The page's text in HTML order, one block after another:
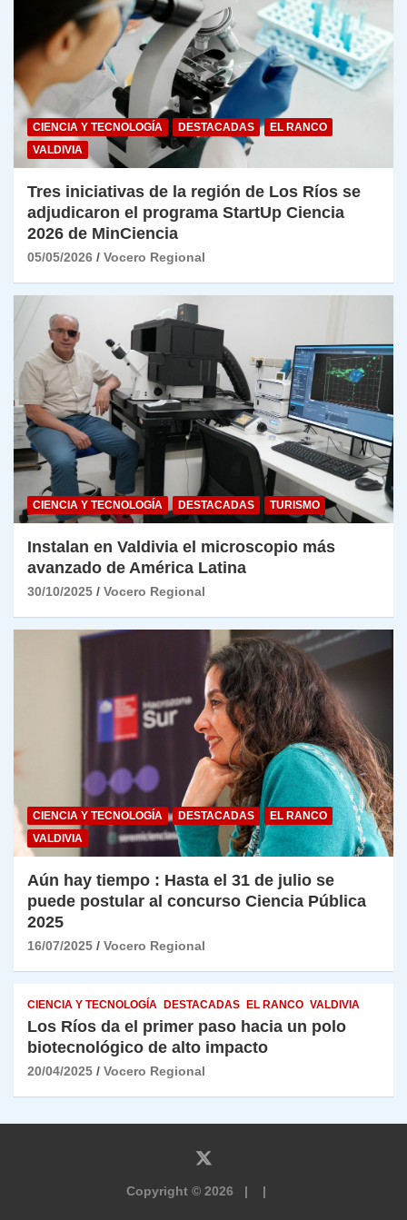
CIENCIA Y TECNOLOGÍA DESTACADAS
EL RANCO
VALDIVIA
Tres iniciativas de la región de Los Ríos se
adjudicaron el programa StartUp Ciencia
2026 de MinCiencia
05/05/2026 Vocero Regional
CIENCIA Y TECNOLOGÍA DESTACADAS TURISMO
Instalan en Valdivia el microscopio más
avanzado de América Latina
30/10/2025 Vocero Regional
CIENCIA Y TECNOLOGÍA DESTACADAS
EL RANCO
VALDIVIA
Aún hay tiempo : Hasta el 31 de julio se
puede postular al concurso Ciencia Pública
2025
16/07/2025 Vocero Regional
CIENCIA Y TECNOLOGÍA DESTACADAS EL RANCO VALDIVIA
Los Ríos da el primer paso hacia un polo
biotecnológico de alto impacto
20/04/2025 Vocero Regional
Copyright © 2026